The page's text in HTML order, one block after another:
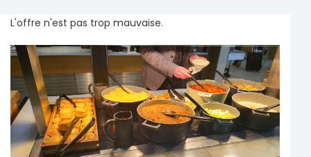
L'offre n'est pas trop mauvaise.